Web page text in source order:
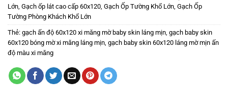
Lớn Gạch ốp lát cao cấp 60x120 Gạch Ốp Tường Khổ Lớn Gạch Ốp
Tường Phòng Khách Khổ Lớn
Thẻ: gạch ấn độ 60x120 xi măng mờ baby skin láng mịn gạch baby skin
60x120 bóng mờ xi măng láng mịn gạch baby skin 60x120 láng mờ mịn ấn
độ màu xi măng